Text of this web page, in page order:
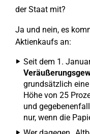
der Staat mit?
Ja und nein, es
Aktienkaufs an:
Seit dem 1.
grundsätzlich
Höhe von 25
und
nur, wenn die